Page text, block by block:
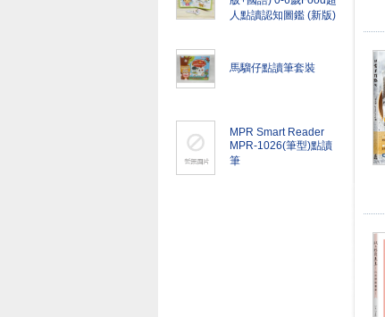
人點讀認知圖鑑 (新版)
馬騮仔點讀筆套裝
MPR Smart Reader
MPR-1026(筆型)點讀
筆